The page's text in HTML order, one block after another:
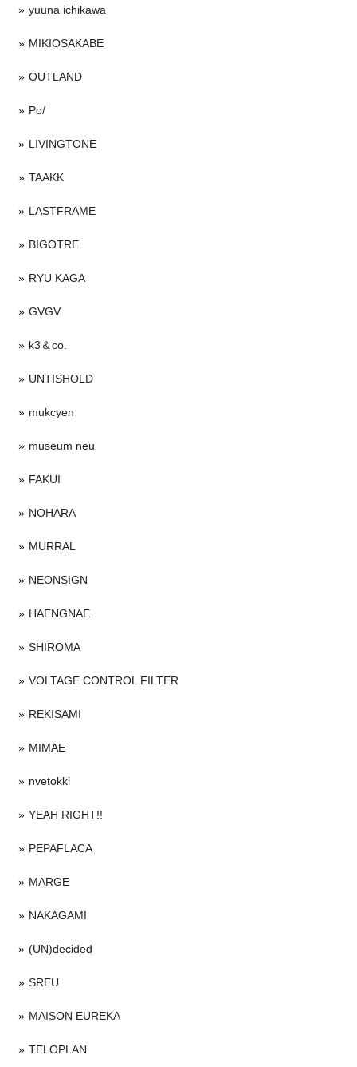
yuuna ichikawa
MIKIOSAKABE
OUTLAND
Po/
LIVINGTONE
TAAKK
LASTFRAME
BIGOTRE
RYU KAGA
GVGV
k3＆co.
UNTISHOLD
mukcyen
museum neu
FAKUI
NOHARA
MURRAL
NEONSIGN
HAENGNAE
SHIROMA
VOLTAGE CONTROL FILTER
REKISAMI
MIMAE
nvetokki
YEAH RIGHT!!
PEPAFLACA
MARGE
NAKAGAMI
(UN)decided
SREU
MAISON EUREKA
TELOPLAN